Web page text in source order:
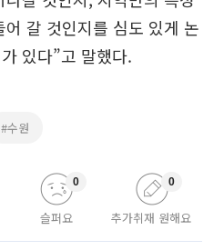
갈 것인지를 심도 있게 논
있다”고 말했다.
#수원
슬퍼요
0
추가취재 원해요
0